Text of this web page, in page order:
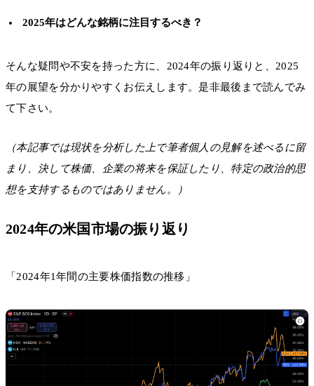
2025年はどんな銘柄に注目するべき？
そんな疑問や不安を持った方に、2024年の振り返りと、2025
年の展望を分かりやすくお伝えします。是非最後まで読んでみ
て下さい。
（本記事では現状を分析した上で筆者個人の見解を述べるに留
まり、決して株価、企業の将来を保証したり、特定の政治的思
想を支持するものではありません。）
2024年の米国市場の振り返り
「2024年1年間の主要株価指数の推移」